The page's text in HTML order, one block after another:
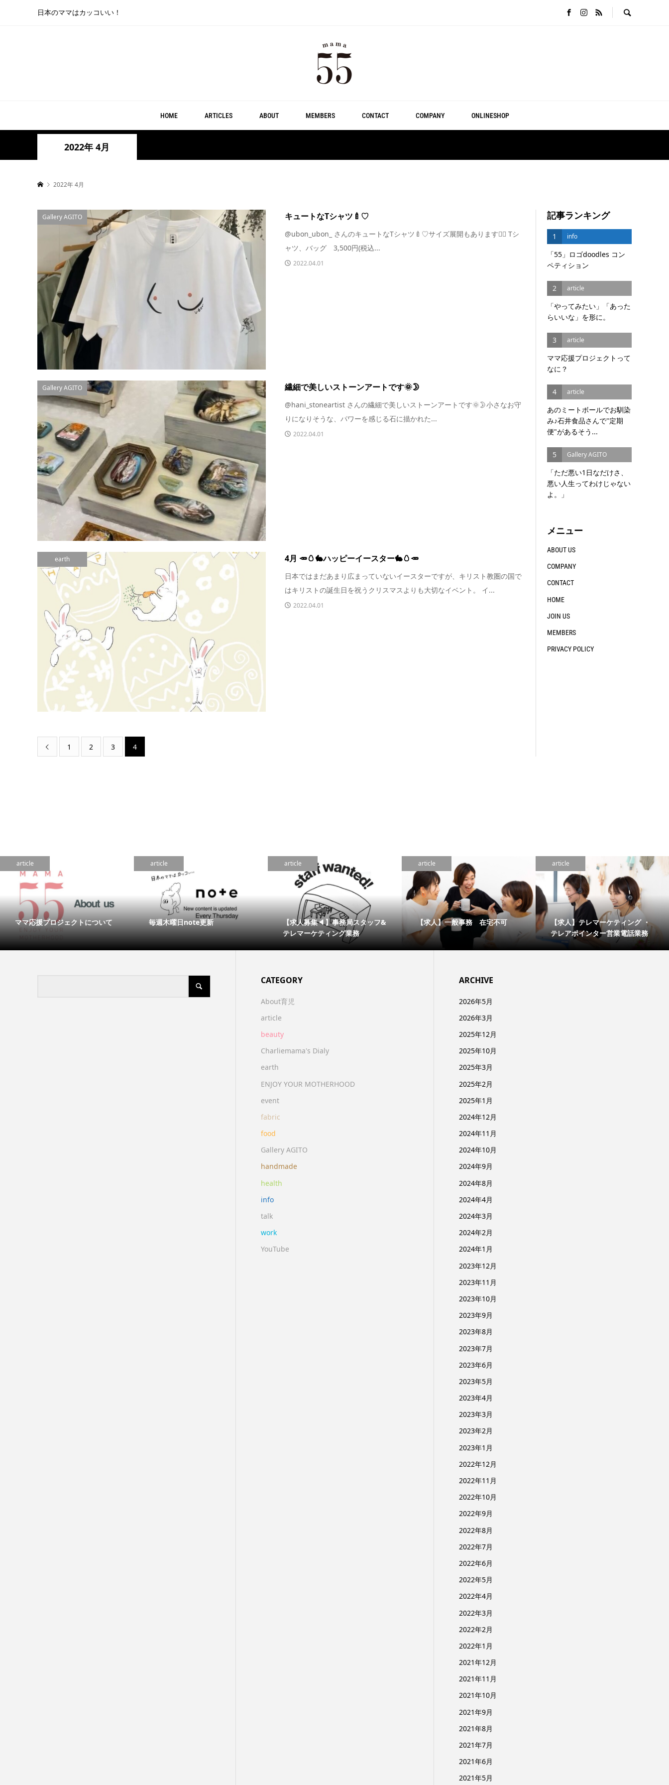
日本のママはカッコいい！
HOME ARTICLES ABOUT MEMBERS CONTACT COMPANY ONLINESHOP
2022年 4月
2022年 4月
Gallery AGITO キュートなTシャツ🍼♡
@ubon_ubon_ さんのキュートなTシャツ🍼♡サイズ展開もあります🙆‍♀️ Tシ
ャツ、バッグ 3,500円(税込...
2022.04.01
Gallery AGITO 繊細で美しいストーンアートです🌞🌛
@hani_stoneartist さんの繊細で美しいストーンアートです🌞🌛小さなお守
りになりそうな、パワーを感じる石に描かれた...
2022.04.01
earth 4月 🥕🥚🐇ハッピーイースター🐇🥚🥕
日本ではまだあまり広まっていないイースターですが、キリスト教圏の国で
はキリストの誕生日を祝うクリスマスよりも大切なイベント。 イ...
2022.04.01
 1 2 3 4
記事ランキング
1 info
「55」ロゴdoodles コン
ペティション
2 article
「やってみたい」「あった
らいいな」を形に。
3 article
ママ応援プロジェクトって
なに？
4 article
あのミートボールでお馴染
み♪石井食品さんで"定期
便"があるそう...
5 Gallery AGITO
「ただ悪い1日なだけさ、
悪い人生ってわけじゃない
よ。」
メニュー
ABOUT US
COMPANY
CONTACT
HOME
JOIN US
MEMBERS
PRIVACY POLICY
article
ママ応援プロジェクトについて
article
毎週木曜日note更新
article
【求人募集🔈】事務局スタッフ&
テレマーケティング業務
article
【求人】一般事務 在宅不可
article
【求人】テレマーケティング ・
テレアポインター営業電話業務
CATEGORY
About育児
article
beauty
Charliemama's Dialy
earth
ENJOY YOUR MOTHERHOOD
event
fabric
food
Gallery AGITO
handmade
health
info
talk
work
YouTube
ARCHIVE
2026年5月
2026年3月
2025年12月
2025年10月
2025年3月
2025年2月
2025年1月
2024年12月
2024年11月
2024年10月
2024年9月
2024年8月
2024年4月
2024年3月
2024年2月
2024年1月
2023年12月
2023年11月
2023年10月
2023年9月
2023年8月
2023年7月
2023年6月
2023年5月
2023年4月
2023年3月
2023年2月
2023年1月
2022年12月
2022年11月
2022年10月
2022年9月
2022年8月
2022年7月
2022年6月
2022年5月
2022年4月
2022年3月
2022年2月
2022年1月
2021年12月
2021年11月
2021年10月
2021年9月
2021年8月
2021年7月
2021年6月
2021年5月